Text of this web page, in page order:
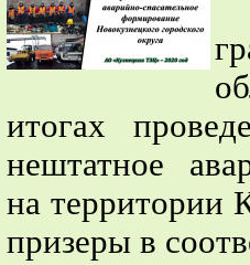
итогах
нештатное
на территории
призеры в